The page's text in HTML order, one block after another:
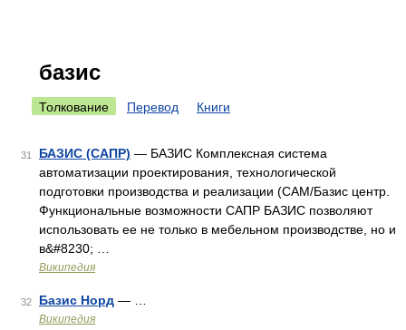
базис
Толкование Перевод Книги
31 БАЗИС (САПР) — БАЗИС Комплексная система
автоматизации проектирования, технологической
подготовки производства и реализации (CAM/Базис центр.
Функциональные возможности САПР БАЗИС позволяют
использовать ее не только в мебельном производстве, но и
в&#8230; …
Википедия
32 Базис Норд — …
Википедия